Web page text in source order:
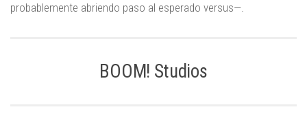
probablemente abriendo paso al esperado versus—.
BOOM! Studios